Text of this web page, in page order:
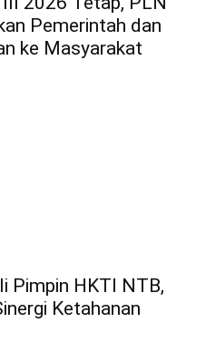
Pemerintah dan
ke Masyarakat
Pimpin HKTI NTB,
Ketahanan